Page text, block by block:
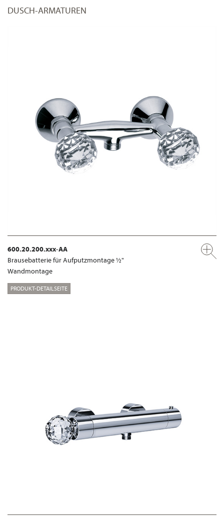
DUSCH-ARMATUREN
600.20.200.xxx-AA
Brausebatterie für Aufputzmontage ½"
Wandmontage
PRODUKT-DETAILSEITE